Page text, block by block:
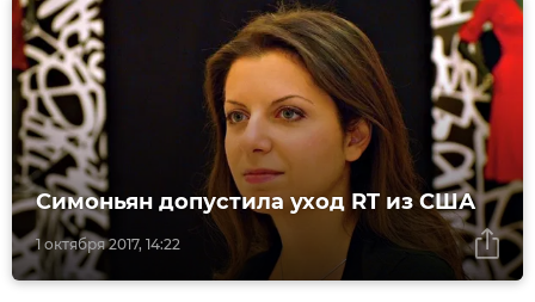
1 октября 2017, 14:22
Симоньян допустила уход RT из США